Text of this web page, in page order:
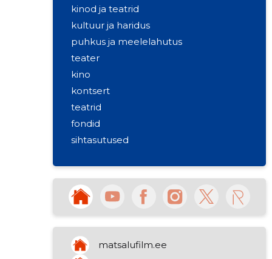
kinod ja teatrid
kultuur ja haridus
puhkus ja meelelahutus
teater
kino
kontsert
teatrid
fondid
sihtasutused
harimiseks mõeldud põllu- ja
metsatöömasinad
uurimis- ja arendustöö
planeerimine ning elluviimine
aiad
mereuuringute teenused
matsalufilm.ee